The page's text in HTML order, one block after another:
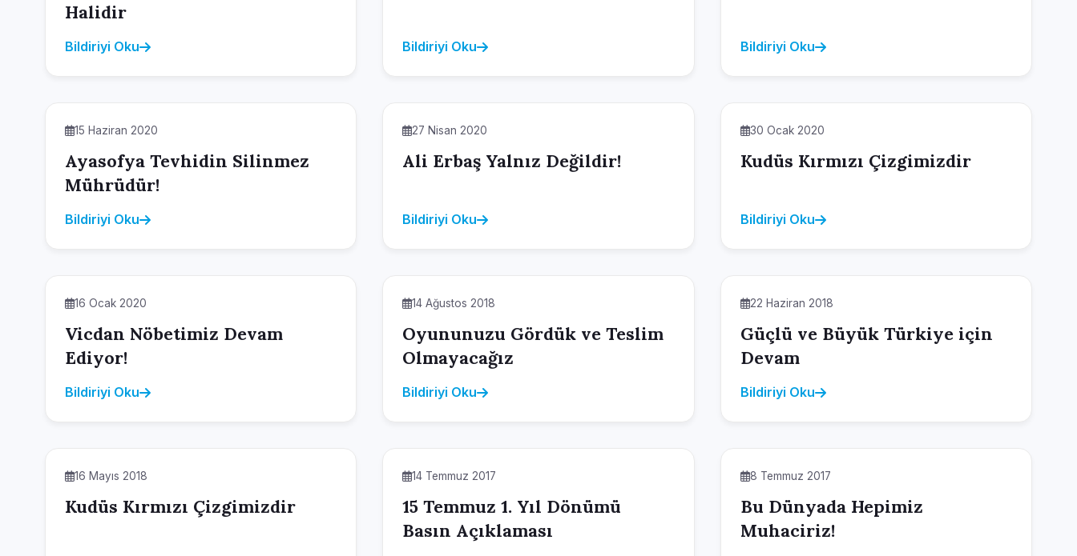
Halidir
Bildiriyi Oku Bildiriyi Oku Bildiriyi Oku
15 Haziran 2020
Ayasofya Tevhidin Silinmez
Mührüdür!
Bildiriyi Oku
27 Nisan 2020
Ali Erbaş Yalnız Değildir!
Bildiriyi Oku
30 Ocak 2020
Kudüs Kırmızı Çizgimizdir
Bildiriyi Oku
16 Ocak 2020
Vicdan Nöbetimiz Devam
Ediyor!
Bildiriyi Oku
14 Ağustos 2018
Oyununuzu Gördük ve Teslim
Olmayacağız
Bildiriyi Oku
22 Haziran 2018
Güçlü ve Büyük Türkiye için
Devam
Bildiriyi Oku
16 Mayıs 2018
Kudüs Kırmızı Çizgimizdir
14 Temmuz 2017
15 Temmuz 1. Yıl Dönümü
Basın Açıklaması
8 Temmuz 2017
Bu Dünyada Hepimiz
Muhaciriz!